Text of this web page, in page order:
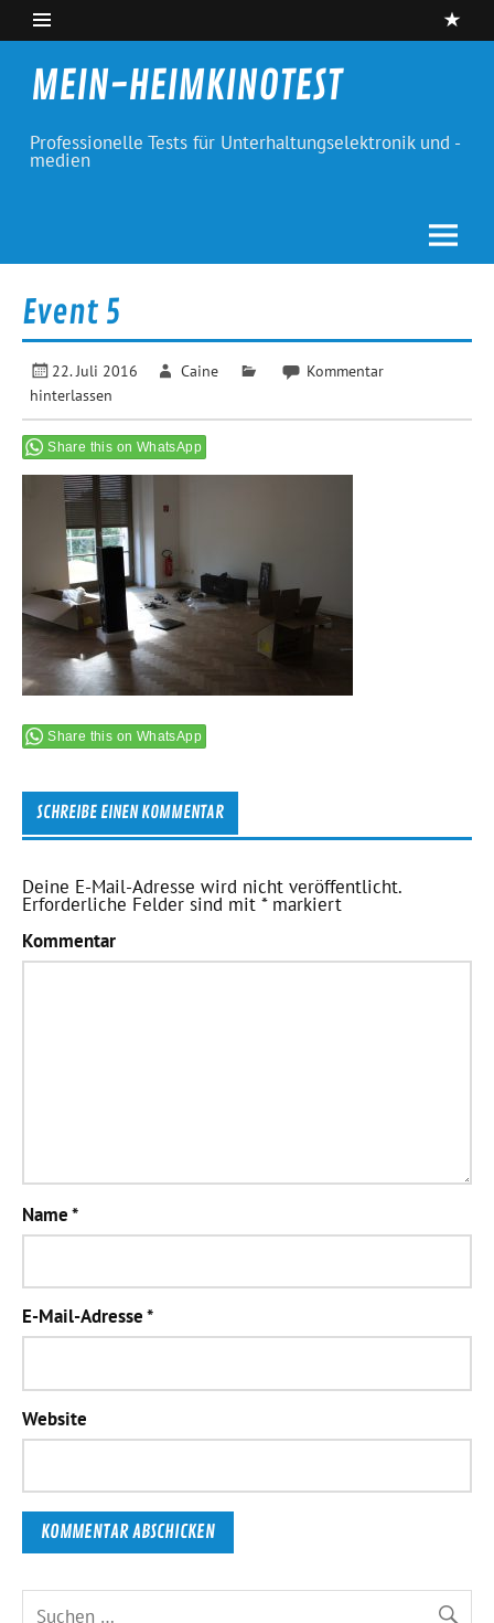
Skip
content
MEIN-HEIMKINOTEST
Professionelle Tests für Unterhaltungselektronik und -
medien
Event 5
22. Juli 2016 Caine
Kommentar
hinterlassen
Share this on WhatsApp
Share this on WhatsApp
SCHREIBE EINEN KOMMENTAR
Deine E-Mail-Adresse wird nicht veröffentlicht.
Erforderliche Felder sind mit*markiert
Kommentar
Name*
E-Mail-Adresse*
Website